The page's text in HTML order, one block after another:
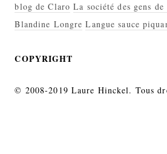
blog de Claro La société des gens
Blandine Longre Langue sauce
COPYRIGHT
© 2008-2019 Laure Hinckel. Tous